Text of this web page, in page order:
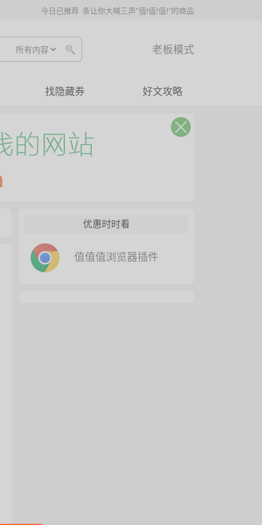
今日已推荐 条让你大喊三声"值!值!值!"的商品
老板模式
找隐藏券 好文攻略
优惠时时看
值值值浏览器插件